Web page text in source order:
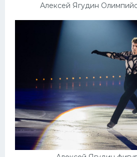
Алексей Ягудин